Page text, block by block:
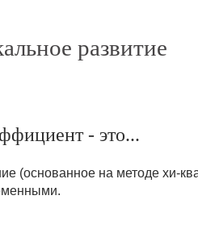
развитие
- это...
(основанное на методе хи-